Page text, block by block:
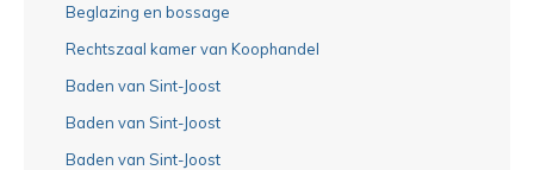
Beglazing en bossage
Rechtszaal kamer van Koophandel
Baden van Sint-Joost
Baden van Sint-Joost
Baden van Sint-Joost